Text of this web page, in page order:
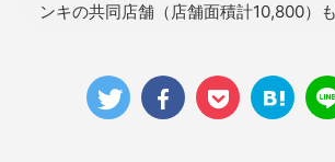
ンキの共同店舗（店舗面積計10,800）